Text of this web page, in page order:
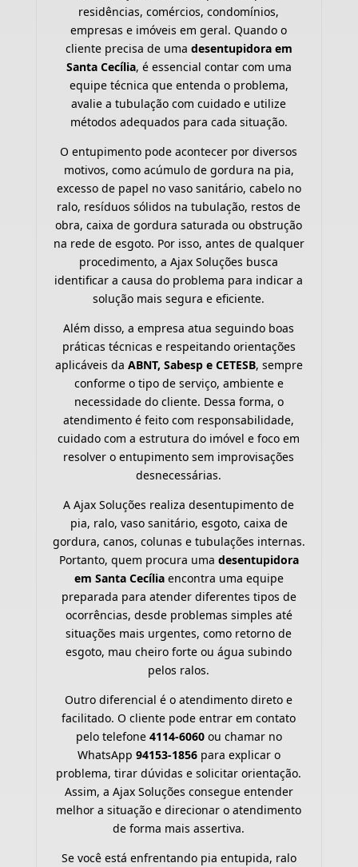
residências, comércios, condomínios,
empresas e imóveis em geral. Quando o
cliente precisa de uma desentupidora em
Santa Cecília, é essencial contar com uma
equipe técnica que entenda o problema,
avalie a tubulação com cuidado e utilize
métodos adequados para cada situação.
O entupimento pode acontecer por diversos
motivos, como acúmulo de gordura na pia,
excesso de papel no vaso sanitário, cabelo no
ralo, resíduos sólidos na tubulação, restos de
obra, caixa de gordura saturada ou obstrução
na rede de esgoto. Por isso, antes de qualquer
procedimento, a Ajax Soluções busca
identificar a causa do problema para indicar a
solução mais segura e eficiente.
Além disso, a empresa atua seguindo boas
práticas técnicas e respeitando orientações
aplicáveis da ABNT, Sabesp e CETESB, sempre
conforme o tipo de serviço, ambiente e
necessidade do cliente. Dessa forma, o
atendimento é feito com responsabilidade,
cuidado com a estrutura do imóvel e foco em
resolver o entupimento sem improvisações
desnecessárias.
A Ajax Soluções realiza desentupimento de
pia, ralo, vaso sanitário, esgoto, caixa de
gordura, canos, colunas e tubulações internas.
Portanto, quem procura uma desentupidora
em Santa Cecíliaencontra uma equipe
preparada para atender diferentes tipos de
ocorrências, desde problemas simples até
situações mais urgentes, como retorno de
esgoto, mau cheiro forte ou água subindo
pelos ralos.
Outro diferencial é o atendimento direto e
facilitado. O cliente pode entrar em contato
pelo telefone 4114-6060ou chamar no
WhatsApp 94153-1856para explicar o
problema, tirar dúvidas e solicitar orientação.
Assim, a Ajax Soluções consegue entender
melhor a situação e direcionar o atendimento
de forma mais assertiva.
Se você está enfrentando pia entupida, ralo